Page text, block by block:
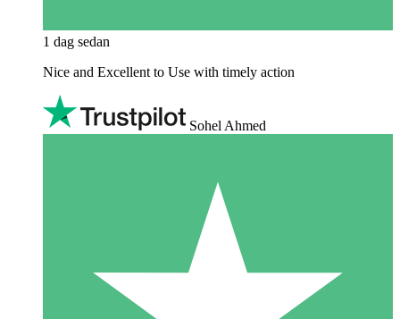
1 dag sedan
Nice and Excellent to Use with timely action
Sohel Ahmed